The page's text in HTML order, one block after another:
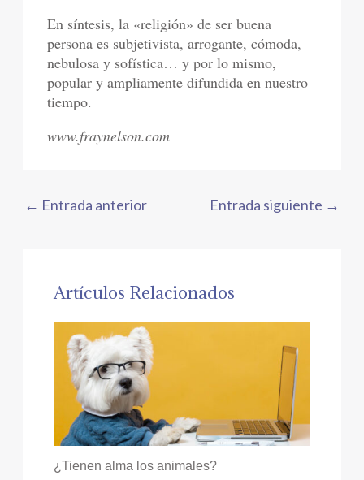
En síntesis, la «religión» de ser buena
persona es subjetivista, arrogante, cómoda,
nebulosa y sofística… y por lo mismo,
popular y ampliamente difundida en nuestro
tiempo.
www.fraynelson.com
← Entrada anterior Entrada siguiente →
Artículos Relacionados
¿Tienen alma los animales?